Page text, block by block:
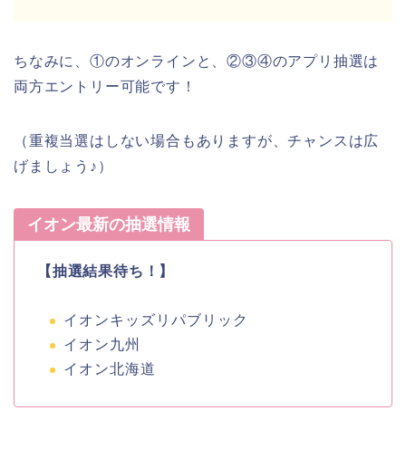
ちなみに、①のオンラインと、②③④のアプリ抽選は
両方エントリー可能です！
（重複当選はしない場合もありますが、チャンスは広
げましょう♪）
イオン最新の抽選情報
【抽選結果待ち！】
イオンキッズリパブリック
イオン九州
イオン北海道